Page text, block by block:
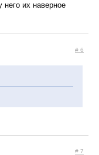
их наверное
# 6
# 7